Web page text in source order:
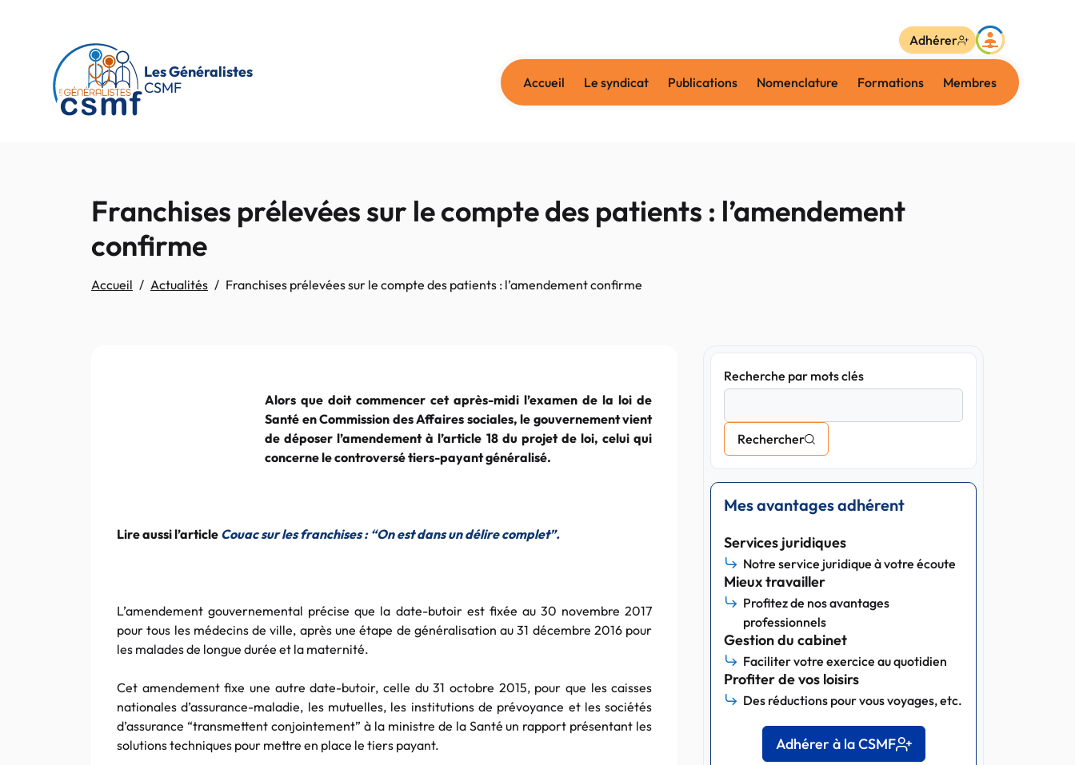
Les Généralistes
CSMF
Accueil Le syndicat Publications Nomenclature Formations Membres
Adhérer
Franchises prélevées sur le compte des patients : l’amendement
confirme
Accueil Actualités Franchises prélevées sur le compte des patients : l’amendement confirme
Alors que doit commencer cet après-midi l’examen de la loi de
Santé en Commission des Affaires sociales, le gouvernement vient
de déposer l’amendement à l’article 18 du projet de loi, celui qui
concerne le controversé tiers-payant généralisé.
Lire aussi l’article Couac sur les franchises : “On est dans un délire complet”.
L’amendement gouvernemental précise que la date-butoir est fixée au 30 novembre 2017
pour tous les médecins de ville, après une étape de généralisation au 31 décembre 2016 pour
les malades de longue durée et la maternité.
Cet amendement fixe une autre date-butoir, celle du 31 octobre 2015, pour que les caisses
nationales d’assurance-maladie, les mutuelles, les institutions de prévoyance et les sociétés
d’assurance “transmettent conjointement” à la ministre de la Santé un rapport présentant les
solutions techniques pour mettre en place le tiers payant.
Recherche par mots clés
Rechercher
Mes avantages adhérent
Services juridiques
Notre service juridique à votre écoute
Mieux travailler
Profitez de nos avantages
professionnels
Gestion du cabinet
Faciliter votre exercice au quotidien
Profiter de vos loisirs
Des réductions pour vous voyages, etc.
Adhérer à la CSMF